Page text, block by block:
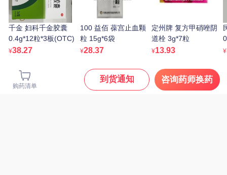
购药清单
到货通知 咨询药师换药
千金 妇科千金胶囊
0.4g*12粒*3板(OTC)
¥38.27
100 益佰 葆宫止血颗
粒 15g*6袋
¥28.37
定州牌 复方甲硝唑阴
道栓 3g*7粒
¥13.93 ¥
处方药